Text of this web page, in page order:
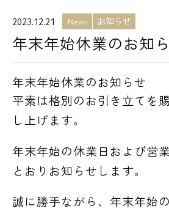
2023.12.21 News お知らせ
年末年始休業のお知
年末年始休業のお知らせ
平素は格別のお引き立てを
し上げます。
年末年始の休業日および営
とおりお知らせします。
誠に勝手ながら、年末年始